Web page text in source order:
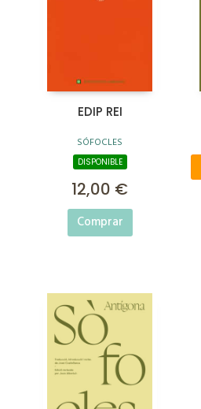
EDIP REI
SÓFOCLES
DISPONIBLE
12,00 €
Comprar